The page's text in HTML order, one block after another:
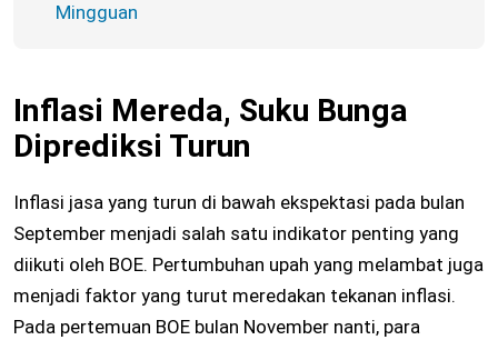
Mingguan
Inflasi Mereda, Suku Bunga
Diprediksi Turun
Inflasi jasa yang turun di bawah ekspektasi pada bulan
September menjadi salah satu indikator penting yang
diikuti oleh BOE. Pertumbuhan upah yang melambat juga
menjadi faktor yang turut meredakan tekanan inflasi.
Pada pertemuan BOE bulan November nanti, para